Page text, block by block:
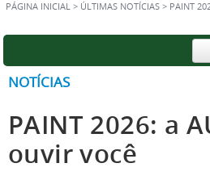
PÁGINA INICIAL > ÚLTIMAS NOTÍCIAS > PAINT
NOTÍCIAS
PAINT 2026: a
ouvir você